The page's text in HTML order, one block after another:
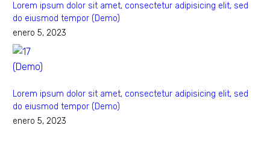
Lorem ipsum dolor sit amet, consectetur adipisicing elit, sed
do eiusmod tempor (Demo)
enero 5, 2023
Lorem ipsum dolor sit amet, consectetur adipisicing elit, sed
do eiusmod tempor (Demo)
enero 5, 2023